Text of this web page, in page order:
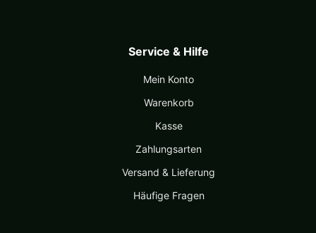
Service & Hilfe
Mein Konto
Warenkorb
Kasse
Zahlungsarten
Versand & Lieferung
Häufige Fragen